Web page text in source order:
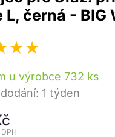
L, černá - BIG
u výrobce 732 ks
1 týden